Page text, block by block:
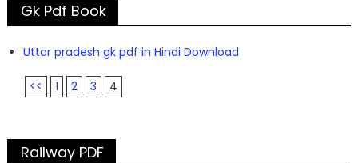
Gk Pdf Book
Uttar pradesh gk pdf in Hindi Download
<< 1 2 3 4
Railway PDF